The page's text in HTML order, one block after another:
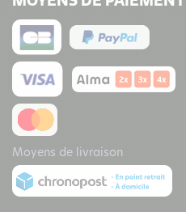
Moyens de livraison